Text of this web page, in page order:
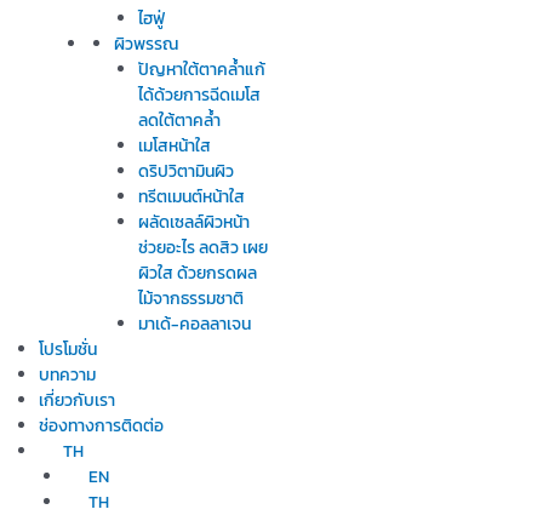
ไฮฟู่
ผิวพรรณ
ปัญหาใต้ตาคล้ำแก้
ได้ด้วยการฉีดเมโส
ลดใต้ตาคล้ำ
เมโสหน้าใส
ดริปวิตามินผิว
ทรีตเมนต์หน้าใส
ผลัดเซลล์ผิวหน้า
ช่วยอะไร ลดสิว เผย
ผิวใส ด้วยกรดผล
ไม้จากธรรมชาติ
มาเด้-คอลลาเจน
โปรโมชั่น
บทความ
เกี่ยวกับเรา
ช่องทางการติดต่อ
TH
EN
TH